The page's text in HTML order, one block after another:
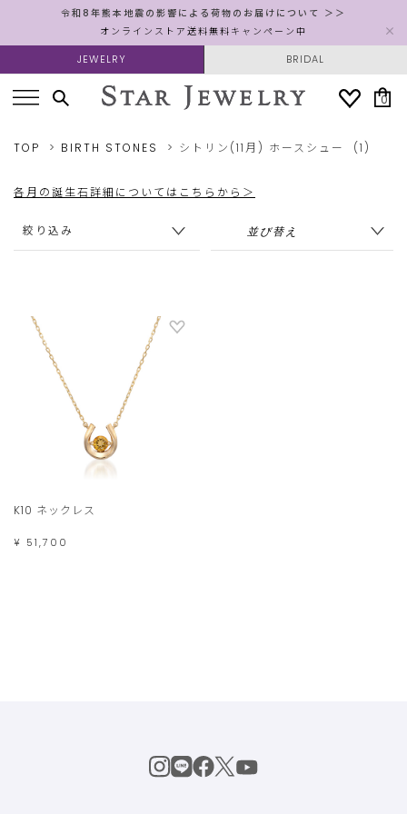
令和8年熊本地震の影響による荷物のお届けについて ＞＞
オンラインストア送料無料キャンペーン中
JEWELRY BRIDAL
0
TOP BIRTH STONES シトリン(11月) ホースシュー (1)
各月の誕生石詳細についてはこちらから＞
絞り込み
K10 ネックレス
¥ 51,700